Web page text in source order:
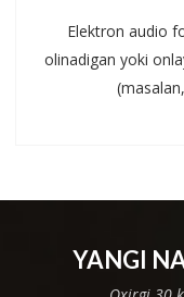
Elektron audio
olinadigan yoki
YANGI